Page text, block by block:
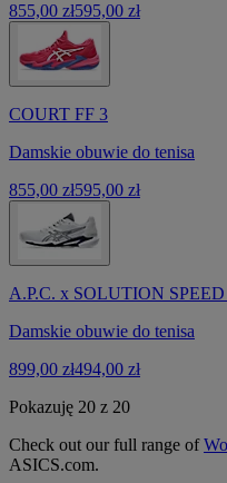
855,00 zł595,00 zł
COURT FF 3
Damskie obuwie do tenisa
855,00 zł595,00 zł
A.P.C. x SOLUTION
Damskie obuwie do tenisa
899,00 zł494,00 zł
Pokazuję 20 z 20
Check out our full range of
ASICS.com.